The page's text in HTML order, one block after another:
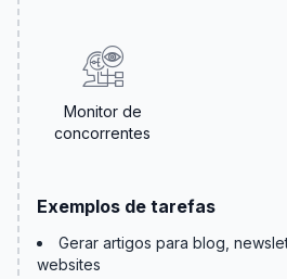
Monitor de
concorrentes
Exemplos de tarefas
Gerar artigos para blog,
websites